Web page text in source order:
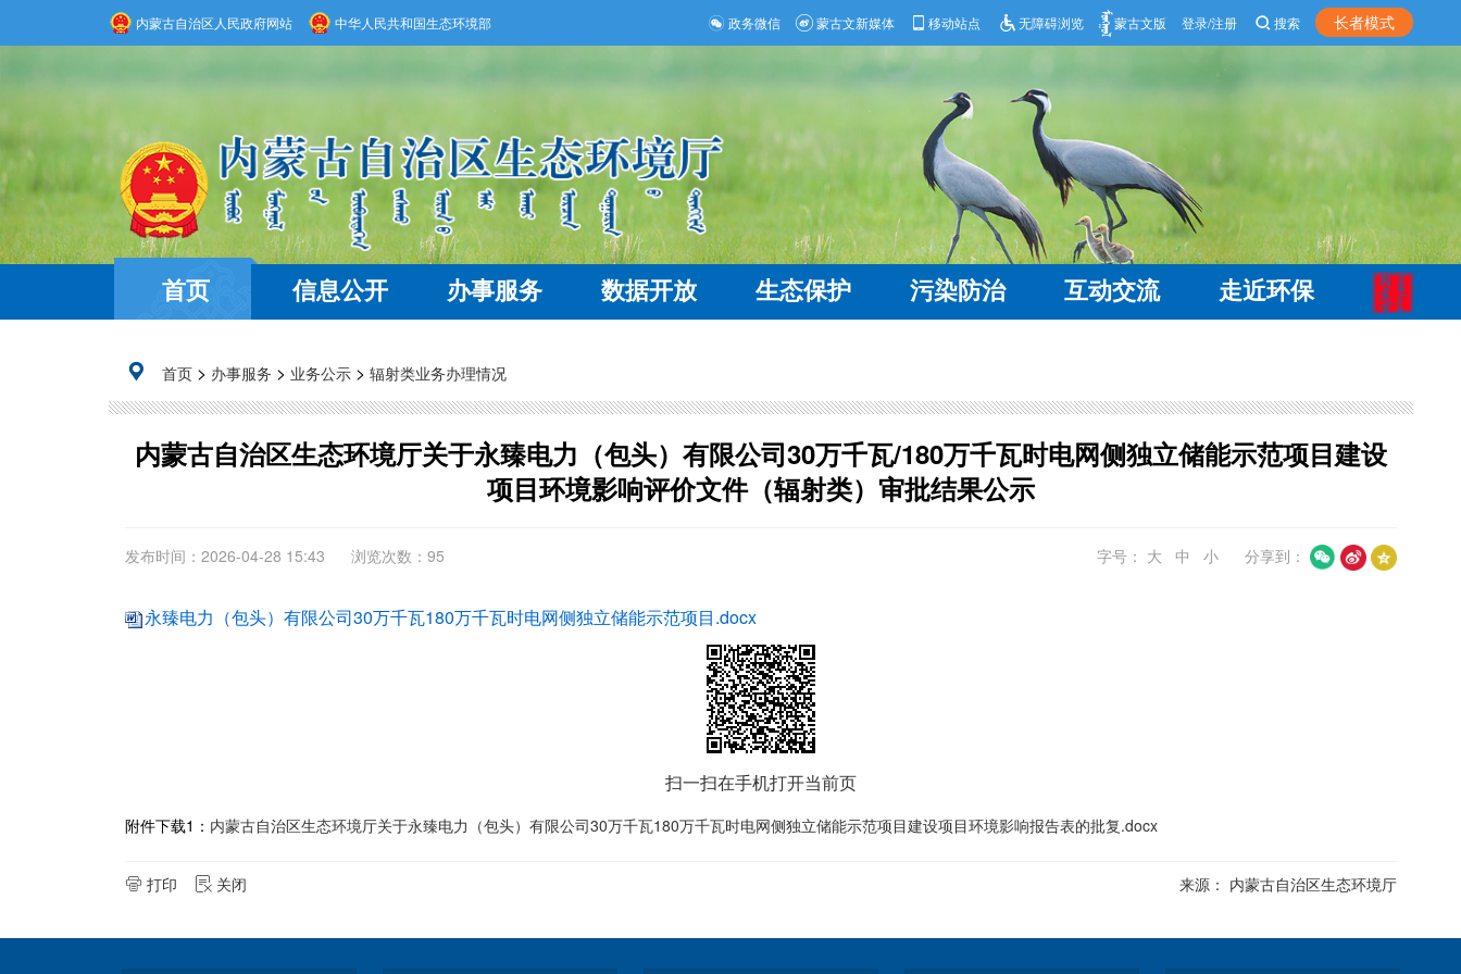
内蒙古自治区人民政府网站 中华人民共和国生态环境部 政务微信 蒙古文新媒体 移动站点 无障碍浏览 蒙古文版 登录/注册 搜索 长者模式
首页 信息公开 办事服务 数据开放 生态保护 污染防治 互动交流 走近环保
首页 > 办事服务 > 业务公示 > 辐射类业务办理情况
内蒙古自治区生态环境厅关于永臻电力（包头）有限公司30万千瓦/180万千瓦时电网侧独立储能示范项目建设
项目环境影响评价文件（辐射类）审批结果公示
发布时间：2026-04-28 15:43 浏览次数：95 字号： 大 中 小 分享到：
永臻电力（包头）有限公司30万千瓦180万千瓦时电网侧独立储能示范项目.docx
扫一扫在手机打开当前页
附件下载1： 内蒙古自治区生态环境厅关于永臻电力（包头）有限公司30万千瓦180万千瓦时电网侧独立储能示范项目建设项目环境影响报告表的批复.docx
打印 关闭 来源： 内蒙古自治区生态环境厅